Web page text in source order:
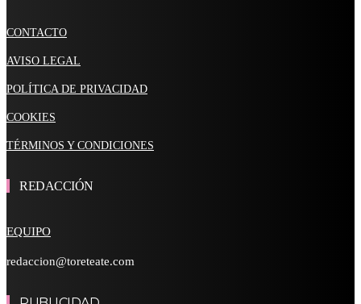
CONTACTO
AVISO LEGAL
POLÍTICA DE PRIVACIDAD
COOKIES
TÉRMINOS Y CONDICIONES
REDACCIÓN
EQUIPO
redaccion@toreteate.com